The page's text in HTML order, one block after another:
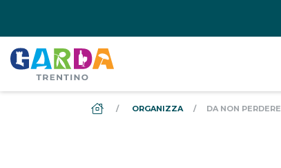
DS_BREADCRUMB.HOME
ORGANIZZA DA NON PERDERE